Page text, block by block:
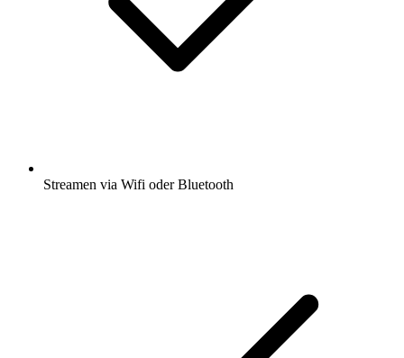
Streamen via Wifi oder Bluetooth